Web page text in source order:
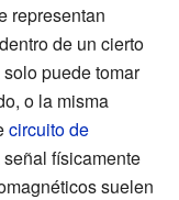
representan
de un cierto
puede tomar
o la misma
circuito de
físicamente
suelen